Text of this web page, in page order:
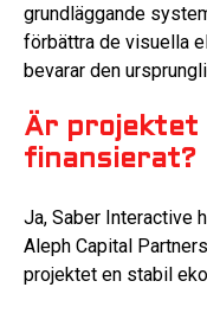
grundläggande
förbättra de visuella
bevarar den
Är
finansierat?
Ja, Saber Interactive
Aleph Capital
projektet en stabil